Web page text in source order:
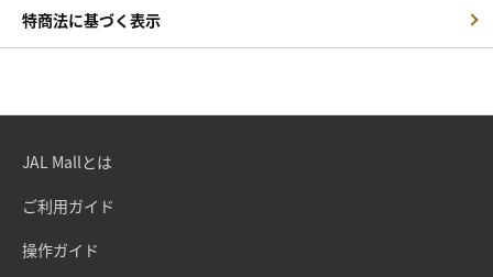
特商法に基づく表示
JAL Mallとは
ご利用ガイド
操作ガイド